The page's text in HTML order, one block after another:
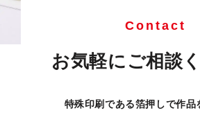
Contact
お気軽にご相談
特殊印刷である箔押しで作品